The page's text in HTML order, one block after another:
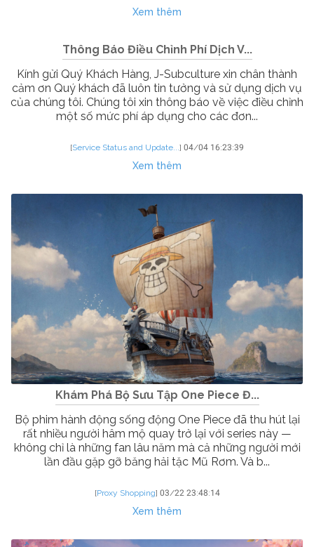
Xem thêm
Thông Báo Điều Chỉnh Phí Dịch V...
Kính gửi Quý Khách Hàng, J-Subculture xin chân thành
cảm ơn Quý khách đã luôn tin tưởng và sử dụng dịch vụ
của chúng tôi. Chúng tôi xin thông báo về việc điều chỉnh
một số mức phí áp dụng cho các đơn...
[Service Status and Update...] 04/04 16:23:39
Xem thêm
Khám Phá Bộ Sưu Tập One Piece Đ...
Bộ phim hành động sống động One Piece đã thu hút lại
rất nhiều người hâm mộ quay trở lại với series này —
không chỉ là những fan lâu năm mà cả những người mới
lần đầu gặp gỡ băng hải tặc Mũ Rơm. Và b...
[Proxy Shopping] 03/22 23:48:14
Xem thêm